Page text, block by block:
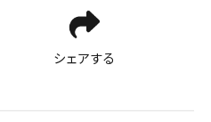
シェアする